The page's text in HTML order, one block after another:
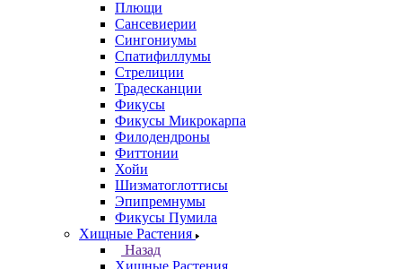
Плющи
Сансевиерии
Сингониумы
Спатифиллумы
Стрелиции
Традесканции
Фикусы
Фикусы Микрокарпа
Филодендроны
Фиттонии
Хойи
Шизматоглоттисы
Эпипремнумы
Фикусы Пумила
Хищные Растения
Назад
Хищные Растения